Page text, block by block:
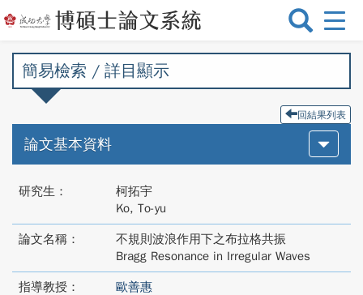
選
切
簡易檢索 / 詳目顯示
回結果列表
論文基本資料
研究生：
柯拓宇
Ko, To-yu
論文名稱：
不規則波浪作用下之布拉格共振
Bragg Resonance in Irregular Waves
指導教授：
歐善惠